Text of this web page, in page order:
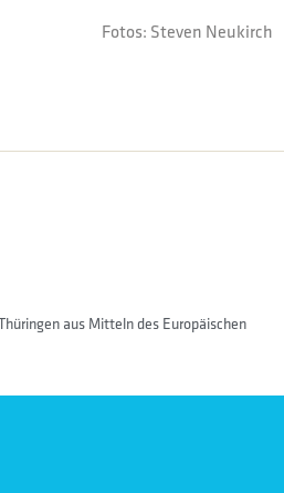
Fotos: Steven Neukirch
aus Mitteln des Europäischen